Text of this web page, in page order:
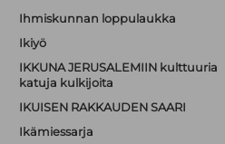
Ihmiskunnan loppulaukka
Ikiyö
IKKUNA JERUSALEMIIN kulttuuria
katuja kulkijoita
IKUISEN RAKKAUDEN SAARI
Ikämiessarja